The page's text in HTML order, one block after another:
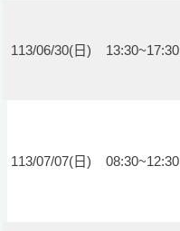
113/06/30(日) 13:30~17:30
113/07/07(日) 08:30~12:30